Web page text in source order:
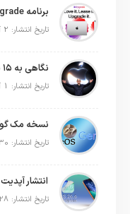
تاریخ انتشار: 2 آگوست 2026
نگاهی به ۱۵ سال مدیریت تیم کوک در اپل
تاریخ انتشار: 1 آگوست 2026
تاریخ انتشار: 30 جولای 2026
انتشار آپدیت iOS 26.6 و iPadOS 26.6
تاریخ انتشار: 28 جولای 2026